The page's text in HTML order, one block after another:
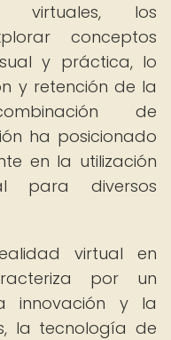
virtuales, los
conceptos
y práctica, lo
y retención de la
de
ha posicionado
en la utilización
para diversos
virtual en
por un
innovación y la
la tecnología de